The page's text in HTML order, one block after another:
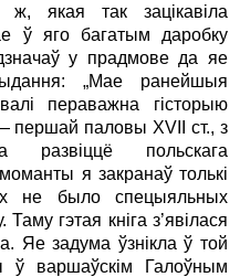
якая так зацікавіла
ў яго багатым даробку
у прадмове да яе
„Мае ранейшыя
пераважна гісторыю
першай паловы XVII ст., з
развіццё польскага
я закранаў толькі
не было спецыяльных
гэтая кніга з’явілася
Яе задума ўзнікла ў той
ў варшаўскім Галоўным